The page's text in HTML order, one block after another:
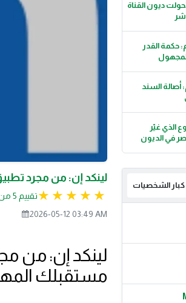
ديون القناة
حكمة القدر
السند
الذي غيّر
في الديون
كبار الشخصيات
لينكد إن: من مجرد
تقييم 5 من 5.
2026-05-12 03:49 AM
لينكد إن: من
مستقبلك